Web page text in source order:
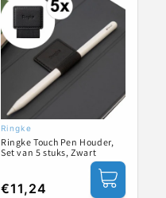
Verkoper:
Ringke
Ringke Touch Pen Houder,
Set van 5 stuks, Zwart
Normale
€11,24